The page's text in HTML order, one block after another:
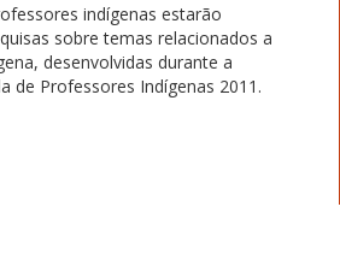
indígenas estarão
sobre temas relacionados a
desenvolvidas durante a
de Professores Indígenas 2011.